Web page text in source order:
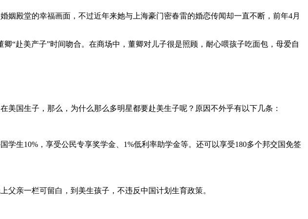
殿堂的幸福画面，不过近年来她与上海豪门密春雷的婚恋传闻却一直不断，前年4月
“赴美产子”时间吻合。在商场中，董卿对儿子很是照顾，耐心喂孩子吃面包，母爱自
国生子，那么，为什么那么多明星都要赴美生子呢？原因不外乎有以下几条：
生10%，享受公民专享奖学金、1%低利率助学金等。还可以享受180多个邦交国免签
亲一栏可留白，到美生孩子，不违反中国计划生育政策。